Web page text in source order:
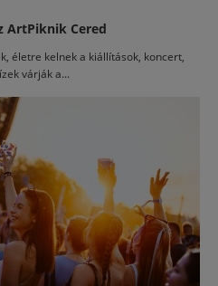
ArtPiknik Cered
életre kelnek a kiállítások, koncert,
várják a...